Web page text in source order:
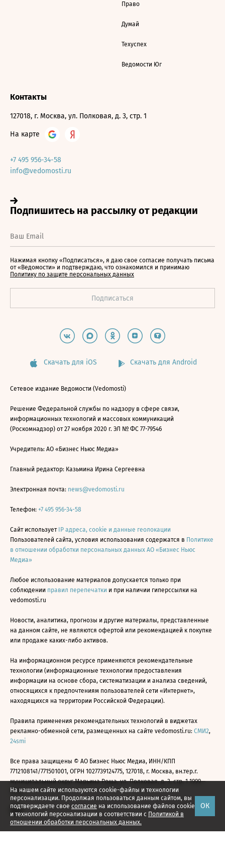
На нашем сайте используются cookie-файлы и технологии
персонализации. Продолжая пользоваться данным сайтом, вы
подтверждаете свое согласие на использование файлов cookie
и технологий персонализации в соответствии с Политикой в
отношении обработки персональных данных.
ОК
Право
Думай
Техуспех
Ведомости Юг
Контакты
127018, г. Москва, ул. Полковая, д. 3, стр. 1
На карте
+7 495 956-34-58
info@vedomosti.ru
Нажимая кнопку «Подписаться», я даю свое согласие получать письма
от «Ведомости» и подтверждаю, что ознакомился и принимаю
Политику по защите персональных данных
Скачать для iOS Скачать для Android
Сетевое издание Ведомости (Vedomosti)
Решение Федеральной службы по надзору в сфере связи,
информационных технологий и массовых коммуникаций
(Роскомнадзор) от 27 ноября 2020 г. ЭЛ № ФС 77-79546
Учредитель: АО «Бизнес Ньюс Медиа»
Главный редактор: Казьмина Ирина Сергеевна
Электронная почта: news@vedomosti.ru
Телефон: +7 495 956-34-58
Сайт использует IP адреса, cookie и данные геолокации
Пользователей сайта, условия использования содержатся в Политике
в отношении обработки персональных данных АО «Бизнес Ньюс
Медиа»
Любое использование материалов допускается только при
соблюдении правил перепечатки и при наличии гиперссылки на
vedomosti.ru
Новости, аналитика, прогнозы и другие материалы, представленные
на данном сайте, не являются офертой или рекомендацией к покупке
или продаже каких-либо активов.
На информационном ресурсе применяются рекомендательные
технологии (информационные технологии предоставления
информации на основе сбора, систематизации и анализа сведений,
относящихся к предпочтениям пользователей сети «Интернет»,
находящихся на территории Российской Федерации).
Правила применения рекомендательных технологий в виджетах
рекламно-обменной сети, размещенных на сайте vedomosti.ru: СМИ2,
24smi
Все права защищены © АО Бизнес Ньюс Медиа, ИНН/КПП
7712108141/771501001, ОГРН 1027739124775, 127018, г. Москва, вн.тер.г.
муниципальный округ Марьина Роща, ул. Полковая, д. 3, стр. 1 1999—
2026